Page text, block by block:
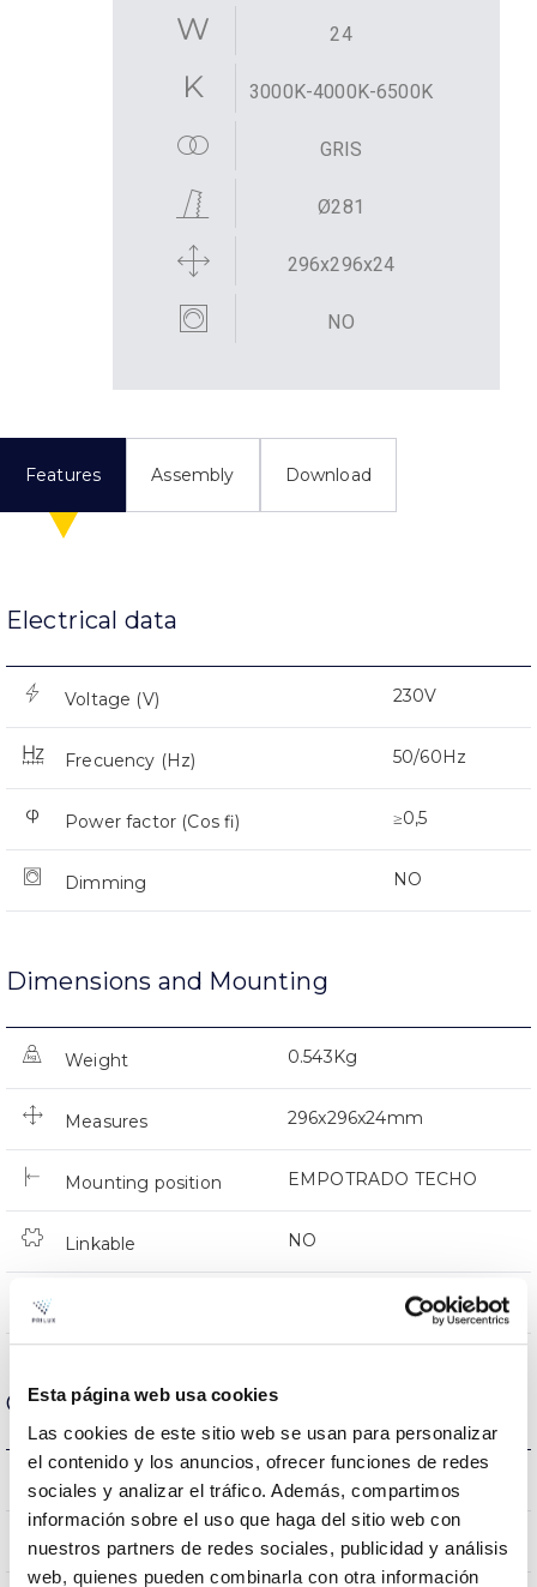
Esta página web usa cookies
Las cookies de este sitio web se usan para personalizar
el contenido y los anuncios, ofrecer funciones de redes
sociales y analizar el tráfico. Además, compartimos
información sobre el uso que haga del sitio web con
nuestros partners de redes sociales, publicidad y análisis
web, quienes pueden combinarla con otra información
24
3000K-4000K-6500K
GRIS
Ø281
296x296x24
NO
Features Assembly Download
Electrical data
Voltage (V) 230V
Frecuency (Hz) 50/60Hz
Power factor (Cos fi) ≥0,5
Dimming NO
Dimensions and Mounting
Weight 0.543Kg
Measures 296x296x24mm
Mounting position EMPOTRADO TECHO
Linkable NO
Optical data
Colour temperature 3000K-4000K-6500K
CRI Colour rendering index 80